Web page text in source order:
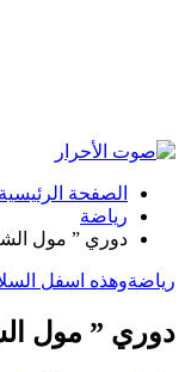
الصفحة الرئيسية
رياضة
دوري ” مول
رياضةوهذه اسفل
دوري ” مول